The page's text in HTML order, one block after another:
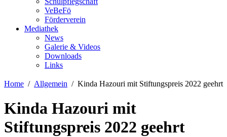
VeBeFö
Förderverein
Mediathek
News
Galerie & Videos
Downloads
Links
Home Allgemein Kinda Hazouri mit Stiftungspreis 2022 geehrt
Kinda Hazouri mit
Stiftungspreis 2022 geehrt